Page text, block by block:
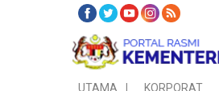
UTAMA KORPORAT